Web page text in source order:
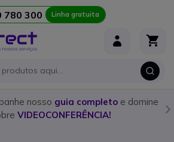
780 300 Linha gratuita
nosso guia completoe domine
VIDEOCONFERÊNCIA!